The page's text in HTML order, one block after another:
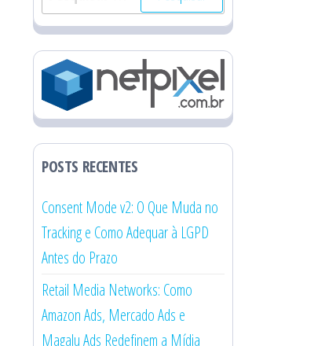
por:
POSTS RECENTES
Consent Mode v2: O Que Muda no
Tracking e Como Adequar à LGPD
Antes do Prazo
Retail Media Networks: Como
Amazon Ads, Mercado Ads e
Magalu Ads Redefinem a Mídia